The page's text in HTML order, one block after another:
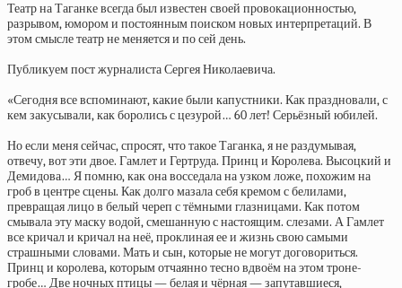
Театр на Таганке всегда был известен своей провокационностью,
разрывом, юмором и постоянным поиском новых интерпретаций. В
этом смысле театр не меняется и по сей день.
Публикуем пост журналиста Сергея Николаевича.
«Сегодня все вспоминают, какие были капустники. Как праздновали, с
кем закусывали, как боролись с цезурой… 60 лет! Серьёзный юбилей.
Но если меня сейчас, спросят, что такое Таганка, я не раздумывая,
отвечу, вот эти двое. Гамлет и Гертруда. Принц и Королева. Высоцкий и
Демидова… Я помню, как она восседала на узком ложе, похожим на
гроб в центре сцены. Как долго мазала себя кремом с белилами,
превращая лицо в белый череп с тёмными глазницами. Как потом
смывала эту маску водой, смешанную с настоящим. слезами. А Гамлет
все кричал и кричал на неё, проклиная ее и жизнь свою самыми
страшными словами. Мать и сын, которые не могут договориться.
Принц и королева, которым отчаянно тесно вдвоём на этом троне-
гробе… Две ночных птицы — белая и чёрная — запутавшиеся,